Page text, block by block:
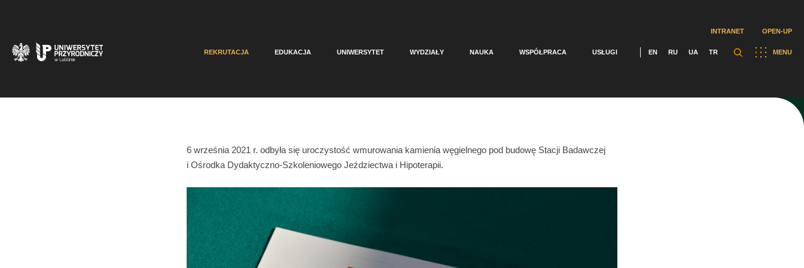
INTRANET OPEN-UP
MENU
REKRUTACJA EDUKACJA UNIWERSYTET WYDZIAŁY NAUKA WSPÓŁPRACA USŁUGI EN RU UA TR
6 września 2021 r. odbyła się uroczystość wmurowania kamienia węgielnego pod budowę Stacji Badawczej
i Ośrodka Dydaktyczno-Szkoleniowego Jeździectwa i Hipoterapii.